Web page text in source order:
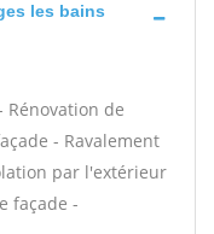
les bains
Rénovation de
- Ravalement
par l'extérieur
façade -